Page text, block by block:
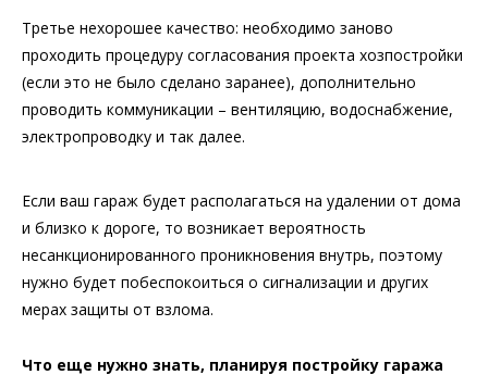
Третье нехорошее качество: необходимо заново
проходить процедуру согласования проекта хозпостройки
(если это не было сделано заранее), дополнительно
проводить коммуникации – вентиляцию, водоснабжение,
электропроводку и так далее.
Если ваш гараж будет располагаться на удалении от дома
и близко к дороге, то возникает вероятность
несанкционированного проникновения внутрь, поэтому
нужно будет побеспокоиться о сигнализации и других
мерах защиты от взлома.
Что еще нужно знать, планируя постройку гаража